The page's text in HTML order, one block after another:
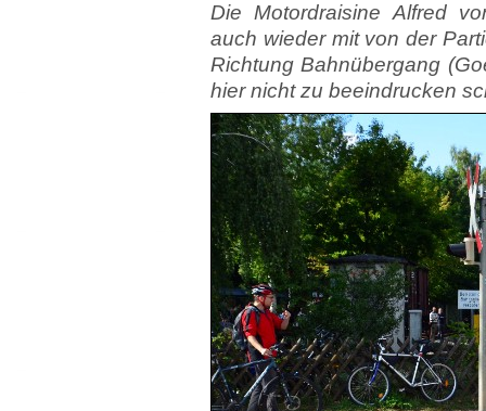
Die Motordraisine Alfred
auch wieder mit von der
Richtung Bahnübergang
hier nicht zu beeindrucken